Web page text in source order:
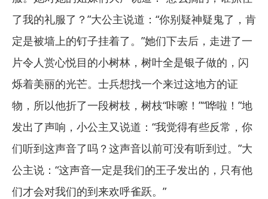
了我的礼服了？”大公主说道：“你别疑神疑鬼了，肯
定是被墙上的钉子挂着了。”她们下去后，走进了一
片令人赏心悦目的小树林，树叶全是银子做的，闪
烁着美丽的光芒。士兵想找一个来过这地方的证
物，所以他折了一段树枝，树枝“咔嚓！”“哗啦！”地
发出了声响，小公主又说道：“我觉得有些反常，你
们听到这声音了吗？这声音以前可没有听到过。”大
公主说：“这声音一定是我们的王子发出的，只有他
们才会对我们的到来欢呼雀跃。”